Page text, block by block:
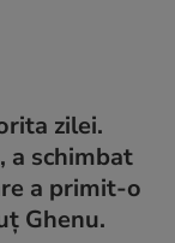
zilei.
a schimbat
a primit-o
Ghenu.